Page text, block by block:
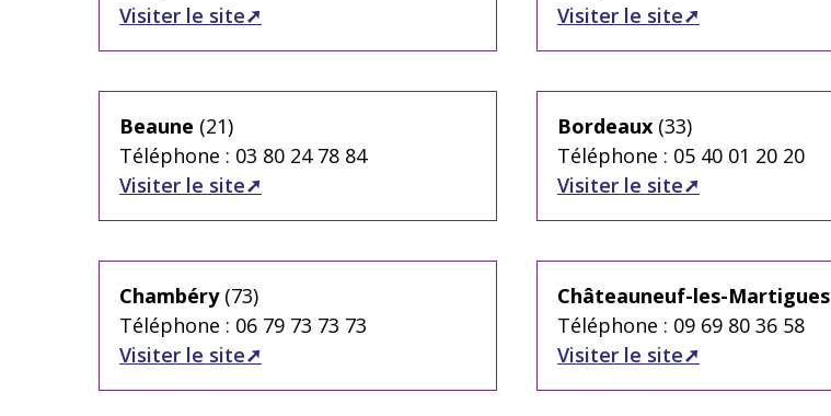
Visiter le site
Visiter le site
Beaune (21)
Téléphone : 03 80 24 78 84
Visiter le site
Bordeaux (33)
Téléphone : 05 40 01 20 20
Visiter le site
Chambéry(73)
Téléphone : 06 79 73 73 73
Visiter le site
Châteauneuf-les-Martigues
Téléphone : 09 69 80 36 58
Visiter le site